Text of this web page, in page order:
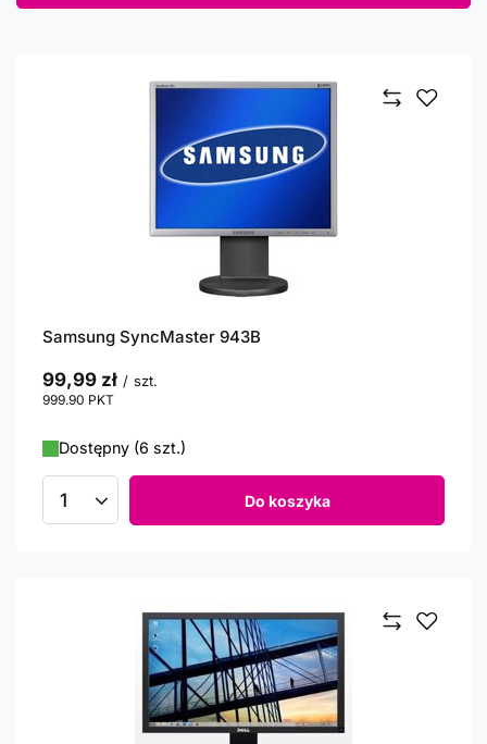
Samsung SyncMaster 943B
99,99 zł / szt.
999.90 PKT
Dostępny (6 szt.)
Ilość produktów Do koszyka